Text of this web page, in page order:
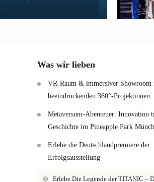
Was wir lieben
VR-Raum & immersiver Showroom
beeindruckenden 360°-Projektionen
Metaversum-Abenteuer: Innovation
Geschichte im Pineapple Park
Erlebe die Deutschlandpremiere der
Erfolgsausstellung
Erlebe Die Legende der TITANIC –